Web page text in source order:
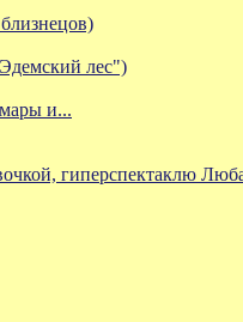
лес")
и...
гиперспектаклю